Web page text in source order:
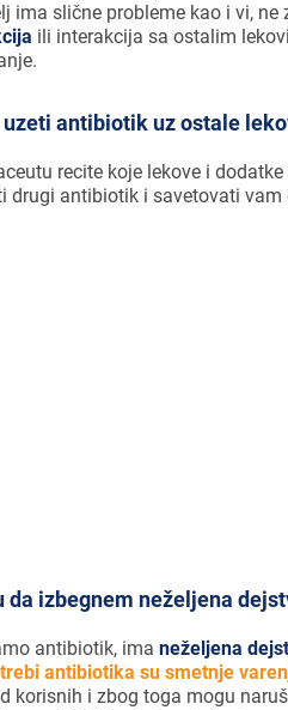
ima slične probleme kao i vi,
ili interakcija sa ostalim
uzeti antibiotik uz ostale
recite koje lekove i
drugi antibiotik i savetovati
da izbegnem neželjena
antibiotik, ima neželjena
antibiotika su smetnje
korisnih i zbog toga mogu